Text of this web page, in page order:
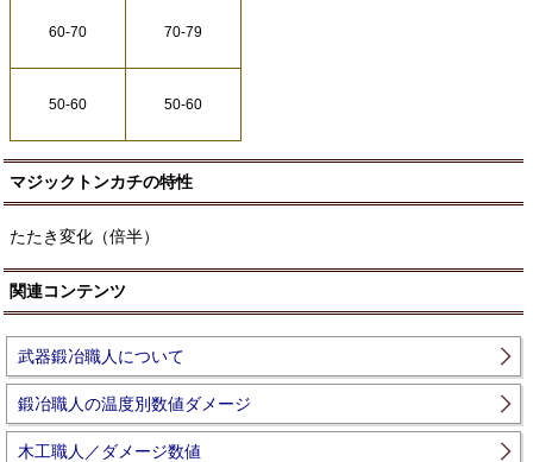
60-70 70-79
50-60 50-60
マジックトンカチの特性
たたき変化（倍半）
関連コンテンツ
武器鍛冶職人について
鍛冶職人の温度別数値ダメージ
木工職人／ダメージ数値